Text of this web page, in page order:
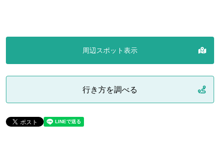
周辺スポット表示
行き方を調べる